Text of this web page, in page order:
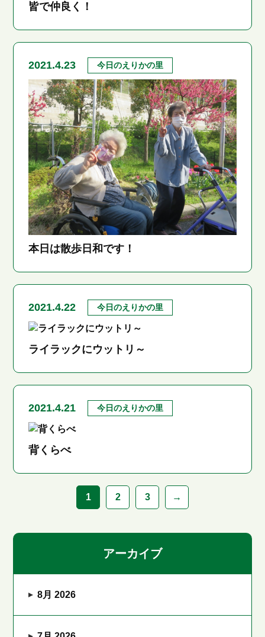
皆で仲良く！
2021.4.23 今日のえりかの里
本日は散歩日和です！
2021.4.22 今日のえりかの里
ライラックにウットリ～
2021.4.21 今日のえりかの里
背くらべ
1 2 3 →
アーカイブ
8月 2026